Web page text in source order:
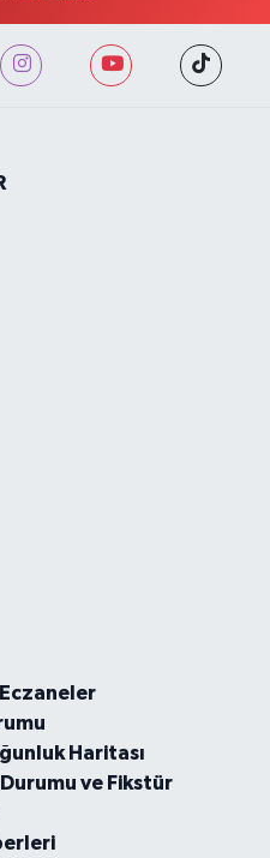
Haritası
ve Fikstür